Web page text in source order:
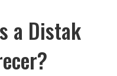
a Distak